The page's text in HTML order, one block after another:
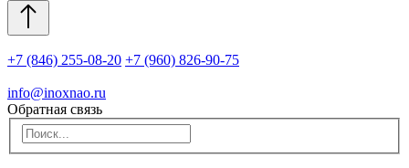
+7 (846) 255-08-20 +7 (960) 826-90-75
info@inoxnao.ru
Обратная связь